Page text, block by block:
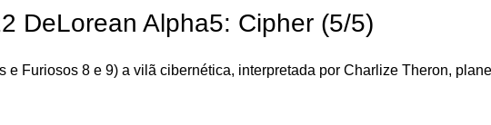
DeLorean Alpha5: Cipher (5/5)
e Furiosos 8 e 9) a vilã cibernética, interpretada por Charlize Theron,